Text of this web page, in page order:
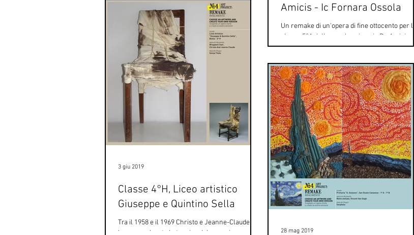
Amicis - Ic Fornara Ossola
Un remake di un'opera di fine ottocento per la
classe 5°A della scuola primaria De Amicis, Ic
Fornara Ossola di Novara. Gli studenti di...
Classe 4°H, Liceo artistico
Giuseppe e Quintino Sella
Tra il 1958 e il 1969 Christo e Jeanne-Claude
hanno esplorato la tecnica del wrapping,
3 giu 2019
28 mag 2019